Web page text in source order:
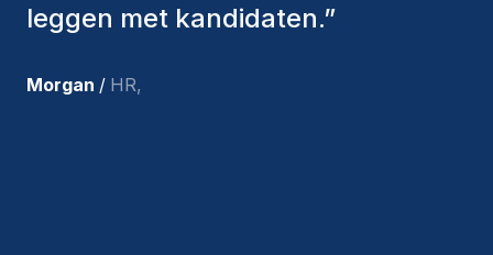
aangenomen, zijn nog steeds bij
tevreden met de recente